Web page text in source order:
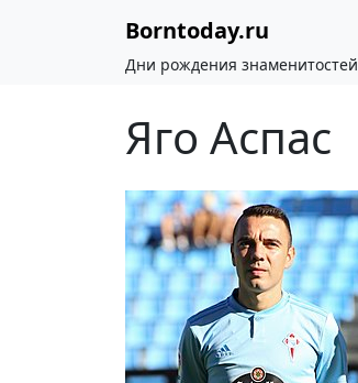
Borntoday.ru
Дни рождения знаменитостей
Яго Аспас